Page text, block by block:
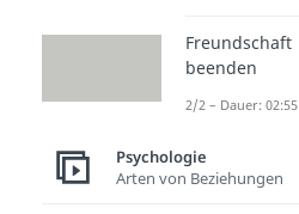
Freundschaft
beenden
2/2 – Dauer: 02:55
Psychologie
Arten von Beziehungen